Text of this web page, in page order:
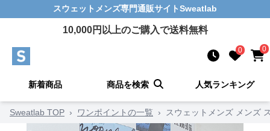
スウェットメンズ専門通販サイトSweatlab
10,000円以上のご購入で送料無料
0 0
新着商品 商品を検索 人気ランキング
Sweatlab TOP › ワンポイントの一覧 › スウェットメンズ メンズ